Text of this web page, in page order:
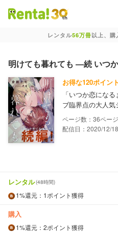
レンタル56万冊以上、購
明けても暮れても ―続 いつ
お得な120ポイン
「いつか恋にな
ブ臨界点の大人気
36
配信日：2020/12/18
レンタル(48時間)
1%還元 ：1ポイント獲得
購入
1%還元 ：2ポイント獲得